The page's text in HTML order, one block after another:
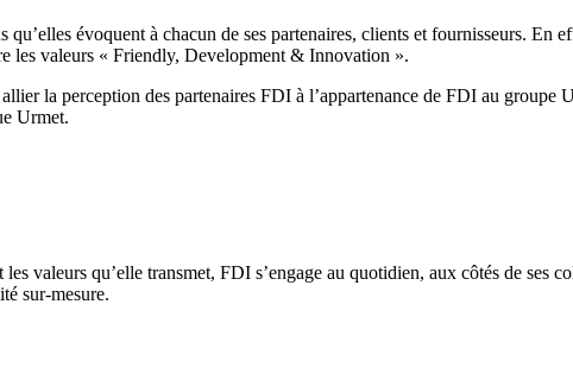
évoquent à chacun de ses partenaires, clients et fournisseurs. En
les valeurs « Friendly, Development & Innovation ».
la perception des partenaires FDI à l’appartenance de FDI au groupe
Urmet.
valeurs qu’elle transmet, FDI s’engage au quotidien, aux côtés de ses
sur-mesure.